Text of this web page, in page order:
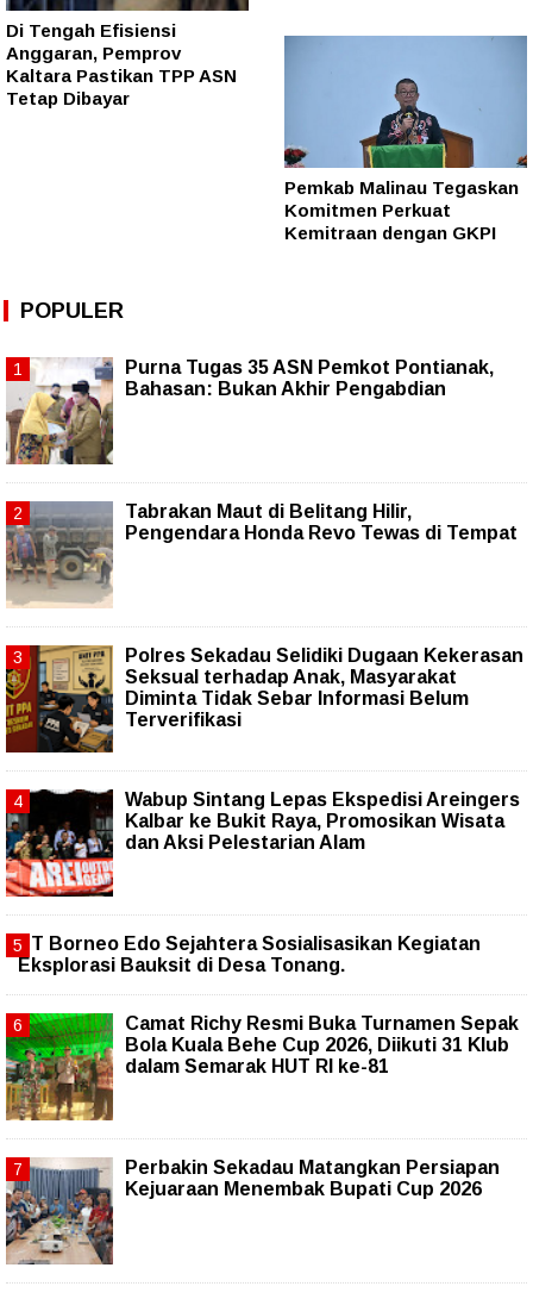
Di Tengah Efisiensi
Anggaran, Pemprov
Kaltara Pastikan TPP ASN
Tetap Dibayar
Pemkab Malinau Tegaskan
Komitmen Perkuat
Kemitraan dengan GKPI
POPULER
Purna Tugas 35 ASN Pemkot Pontianak,
Bahasan: Bukan Akhir Pengabdian
Tabrakan Maut di Belitang Hilir,
Pengendara Honda Revo Tewas di Tempat
Polres Sekadau Selidiki Dugaan Kekerasan
Seksual terhadap Anak, Masyarakat
Diminta Tidak Sebar Informasi Belum
Terverifikasi
Wabup Sintang Lepas Ekspedisi Areingers
Kalbar ke Bukit Raya, Promosikan Wisata
dan Aksi Pelestarian Alam
PT Borneo Edo Sejahtera Sosialisasikan Kegiatan
Eksplorasi Bauksit di Desa Tonang.
Camat Richy Resmi Buka Turnamen Sepak
Bola Kuala Behe Cup 2026, Diikuti 31 Klub
dalam Semarak HUT RI ke-81
Perbakin Sekadau Matangkan Persiapan
Kejuaraan Menembak Bupati Cup 2026